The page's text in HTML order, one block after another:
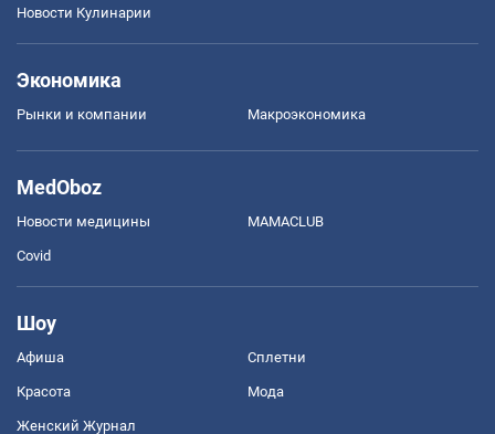
Новости Кулинарии
Экономика
Рынки и компании Mакроэкономика
MedOboz
Новости медицины MAMACLUB
Covid
Шоу
Афиша Сплетни
Красота Мода
Женский Журнал